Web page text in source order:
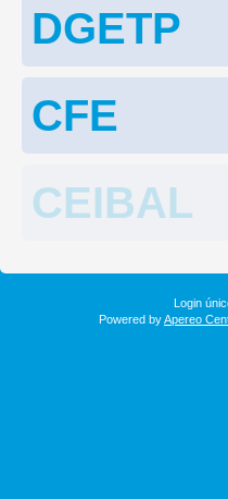
DGETP
CFE
CEIBAL
Login
Powered byApereo